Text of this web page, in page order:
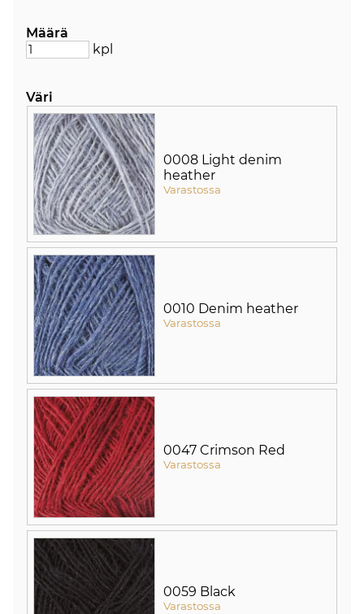
Määrä
kpl
Väri
0008 Light denim
heather
Varastossa
0010 Denim heather
Varastossa
0047 Crimson Red
Varastossa
0059 Black
Varastossa